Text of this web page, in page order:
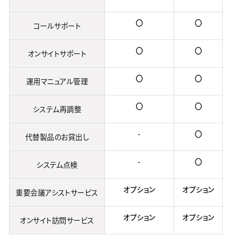
コールサポート 〇 〇
オンサイトサポート 〇 〇
運用マニュアル管理 〇 〇
システム再調整 〇 〇
代替製品のお貸出し - 〇
システム点検 - 〇
重要会議アシストサービス オプション オプション
オンサイト訪問サービス オプション オプション